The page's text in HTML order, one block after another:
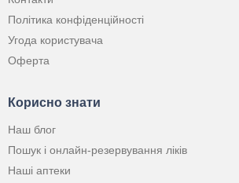
Політика конфіденційності
Угода користувача
Оферта
Корисно знати
Наш блог
Пошук і онлайн-резервування ліків
Наші аптеки